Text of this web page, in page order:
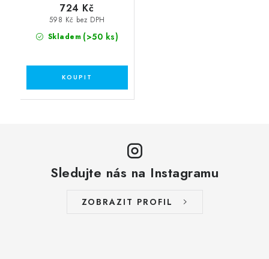
Skladem (>50 ks)
598 Kč bez DPH
724 Kč
Sledujte nás na Instagramu
ZOBRAZIT PROFIL